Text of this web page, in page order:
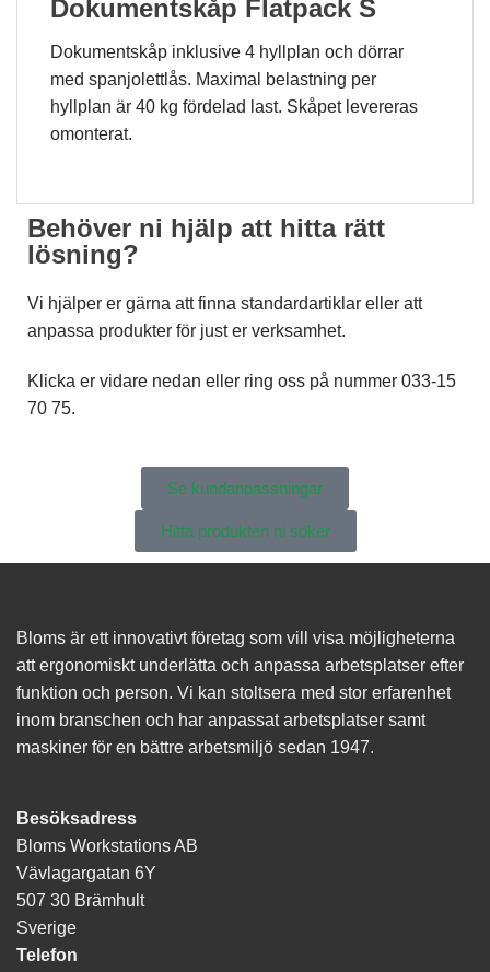
Dokumentskåp Flatpack S
Dokumentskåp inklusive 4 hyllplan och dörrar
med spanjolettlås. Maximal belastning per
hyllplan är 40 kg fördelad last. Skåpet levereras
omonterat.
Behöver ni hjälp att hitta rätt
lösning?
Vi hjälper er gärna att finna standardartiklar eller att
anpassa produkter för just er verksamhet.
Klicka er vidare nedan eller ring oss på nummer 033-15
70 75.
Se kundanpassningar
Hitta produkten ni söker
Bloms är ett innovativt företag som vill visa möjligheterna
att ergonomiskt underlätta och anpassa arbetsplatser efter
funktion och person. Vi kan stoltsera med stor erfarenhet
inom branschen och har anpassat arbetsplatser samt
maskiner för en bättre arbetsmiljö sedan 1947.
Besöksadress
Bloms Workstations AB
Vävlagargatan 6Y
507 30 Brämhult
Sverige
Telefon